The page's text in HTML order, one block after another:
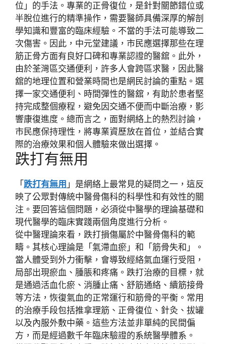
位 」的手法。專業的正骨復位，是針對關節錯位或
半脫位進行的精準操作，需要醫師具備深厚的解剖
學知識和豐富的臨床經驗。不當的手法可能導致二
次傷害。因此， 中元堂建議，市民應選擇那些在理
筋正骨方面有良好口碑和專業認證的醫舘。此外，
由於荃灣區交通便利，許多人會跨區求醫，因此醫
舘的地理位置和 營業時間也是網民討論的重點。選
擇一家交通便利、時間彈性的醫舘，有助於患者堅
持完成整個療程，避免因交通不便而中斷治療，影
響康復進度。總而言之，面對網絡上的熱烈討論，
市民應保持理性，將專業資歷放在首位，並結合實
際的治療效果和個人體驗來做出選擇。
跌打有無用
「 跌打有無用 」是網絡上最常見的疑問之一，這反
映了公眾對傳統中醫骨傷科的科學性和 有效性的關
注。要回答這個問題，必須從中醫學的理論基礎和
現代醫學的臨床實踐兩個角度進行分析。
從中醫理論來看，跌打損傷屬於中醫骨傷科的範
疇。其核心理論是「 氣滯血瘀 」和「 筋骨失和 」。
當人體受到外力衝擊，會導致經絡氣血運行受阻，
局部出現瘀血、腫脹和疼痛。跌打治療的目標，就
是通過活血化瘀、消腫止痛、舒筋通絡、續筋接骨
等方法，恢復氣血的正常運行和筋骨的平衡。常用
的治療手段包括推拿理筋、正骨復位、針灸、拔罐
以及內服外敷中藥 。這些方法並非單純的民間偏
方，而是經過數千年臨床驗證的系統醫學體系。